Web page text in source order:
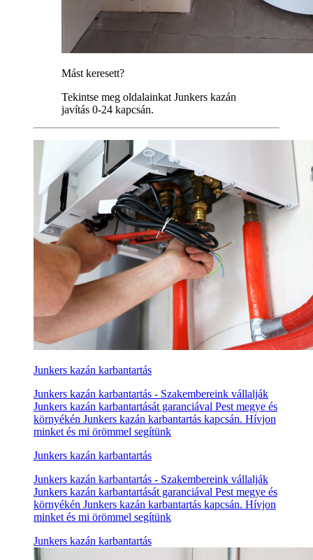
Mást keresett?
Tekintse meg oldalainkat Junkers kazán
javítás 0-24 kapcsán.
Junkers kazán karbantartás
Junkers kazán karbantartás - Szakembereink vállalják
Junkers kazán karbantartását garanciával Pest megye és
környékén Junkers kazán karbantartás kapcsán. Hívjon
minket és mi örömmel segítünk
Junkers kazán karbantartás
Junkers kazán karbantartás - Szakembereink vállalják
Junkers kazán karbantartását garanciával Pest megye és
környékén Junkers kazán karbantartás kapcsán. Hívjon
minket és mi örömmel segítünk
Junkers kazán karbantartás